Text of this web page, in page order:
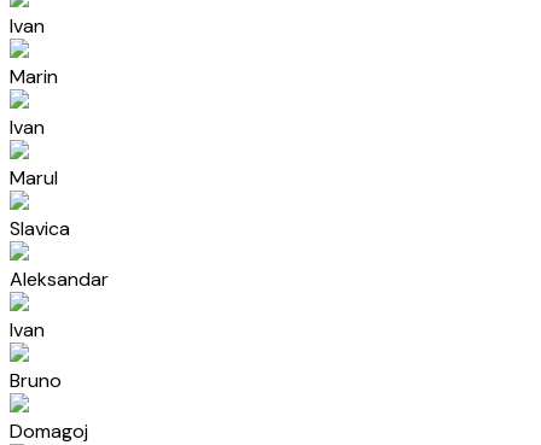
Ivan
Marin
Ivan
Marul
Slavica
Aleksandar
Ivan
Bruno
Domagoj